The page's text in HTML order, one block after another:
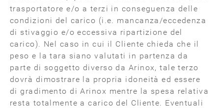
trasportatore e/o a terzi in conseguenza delle
condizioni del carico (i.e. mancanza/eccedenza
di stivaggio e/o eccessiva ripartizione del
carico). Nel caso in cui il Cliente chieda che il
peso e la tara siano valutati in partenza da
parte di soggetto diverso da Arinox, tale terzo
dovrà dimostrare la propria idoneità ed essere
di gradimento di Arinox mentre la spesa relativa
resta totalmente a carico del Cliente. Eventuali